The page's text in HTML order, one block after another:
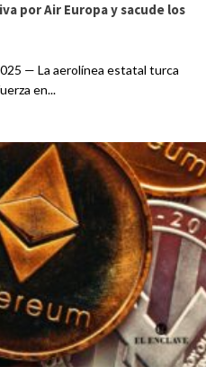
por Air Europa y sacude los
— La aerolínea estatal turca
en...